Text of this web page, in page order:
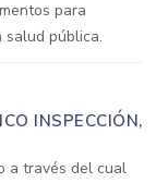
para
salud pública.
INSPECCIÓN,
a través del cual